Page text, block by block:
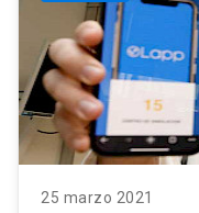
25 marzo 2021